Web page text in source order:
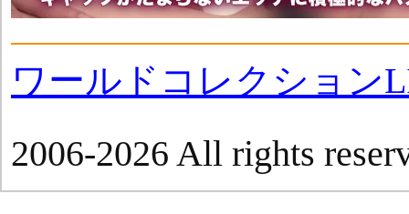
ワールドコレクション
2006-2026 All rights